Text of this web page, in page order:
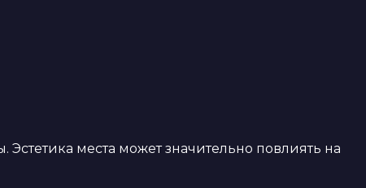
места может значительно повлиять на